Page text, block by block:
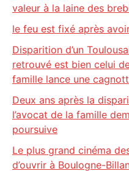
valeur à la laine des
le feu est fixé après
Disparition d’un
retrouvé est bien celui
famille lance une
Deux ans après la
l’avocat de la famille
poursuive
Le plus grand cinéma
d’ouvrir à Boulogne-